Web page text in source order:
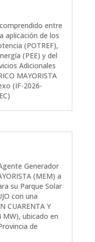
entre
aplicación de los
(POTREF),
(PEE) y del
Adicionales
MAYORISTA
(IF-2026-
Generador
(MEM) a
su Parque Solar
con una
CUARENTA Y
MW), ubicado en
de